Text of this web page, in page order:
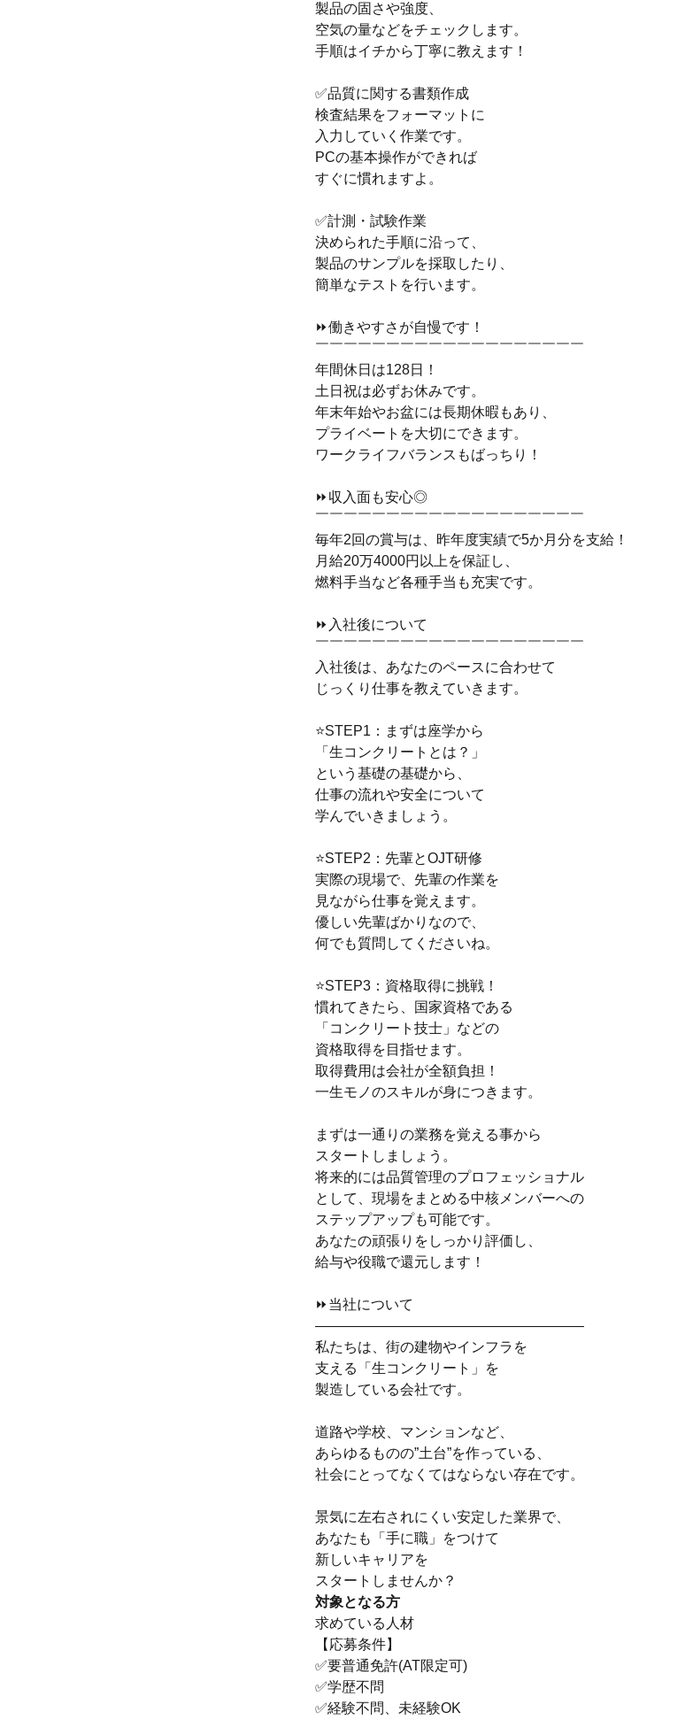
製品の固さや強度、
空気の量などをチェックします。
手順はイチから丁寧に教えます！
✅品質に関する書類作成
検査結果をフォーマットに
入力していく作業です。
PCの基本操作ができれば
すぐに慣れますよ。
✅計測・試験作業
決められた手順に沿って、
製品のサンプルを採取したり、
簡単なテストを行います。
⏩働きやすさが自慢です！
￣￣￣￣￣￣￣￣￣￣￣￣￣￣￣￣￣￣￣
年間休日は128日！
土日祝は必ずお休みです。
年末年始やお盆には長期休暇もあり、
プライベートを大切にできます。
ワークライフバランスもばっちり！
⏩収入面も安心◎
￣￣￣￣￣￣￣￣￣￣￣￣￣￣￣￣￣￣￣
毎年2回の賞与は、昨年度実績で5か月分を支給！
月給20万4000円以上を保証し、
燃料手当など各種手当も充実です。
⏩入社後について
￣￣￣￣￣￣￣￣￣￣￣￣￣￣￣￣￣￣￣
入社後は、あなたのペースに合わせて
じっくり仕事を教えていきます。
⭐STEP1：まずは座学から
「生コンクリートとは？」
という基礎の基礎から、
仕事の流れや安全について
学んでいきましょう。
⭐STEP2：先輩とOJT研修
実際の現場で、先輩の作業を
見ながら仕事を覚えます。
優しい先輩ばかりなので、
何でも質問してくださいね。
⭐STEP3：資格取得に挑戦！
慣れてきたら、国家資格である
「コンクリート技士」などの
資格取得を目指せます。
取得費用は会社が全額負担！
一生モノのスキルが身につきます。
まずは一通りの業務を覚える事から
スタートしましょう。
将来的には品質管理のプロフェッショナル
として、現場をまとめる中核メンバーへの
ステップアップも可能です。
あなたの頑張りをしっかり評価し、
給与や役職で還元します！
⏩当社について
―――――――――――――――――――
私たちは、街の建物やインフラを
支える「生コンクリート」を
製造している会社です。
道路や学校、マンションなど、
あらゆるものの”土台”を作っている、
社会にとってなくてはならない存在です。
景気に左右されにくい安定した業界で、
あなたも「手に職」をつけて
新しいキャリアを
スタートしませんか？
対象となる方
求めている人材
【応募条件】
✅要普通免許(AT限定可)
✅学歴不問
✅経験不問、未経験OK